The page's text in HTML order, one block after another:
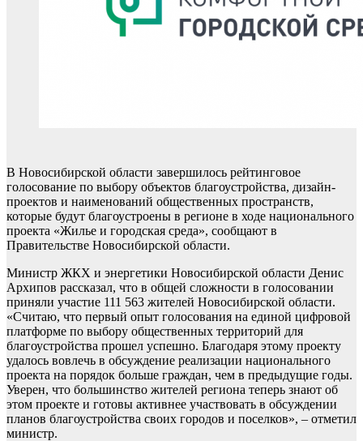
В Новосибирской области завершилось рейтинговое
голосование по выбору объектов благоустройства, дизайн-
проектов и наименований общественных пространств,
которые будут благоустроены в регионе в ходе национального
проекта «Жилье и городская среда», сообщают в
Правительстве Новосибирской области.
Министр ЖКХ и энергетики Новосибирской области Денис
Архипов рассказал, что в общей сложности в голосовании
приняли участие 111 563 жителей Новосибирской области.
«Считаю, что первый опыт голосования на единой цифровой
платформе по выбору общественных территорий для
благоустройства прошел успешно. Благодаря этому проекту
удалось вовлечь в обсуждение реализации национального
проекта на порядок больше граждан, чем в предыдущие годы.
Уверен, что большинство жителей региона теперь знают об
этом проекте и готовы активнее участвовать в обсуждении
планов благоустройства своих городов и поселков», – отметил
министр.